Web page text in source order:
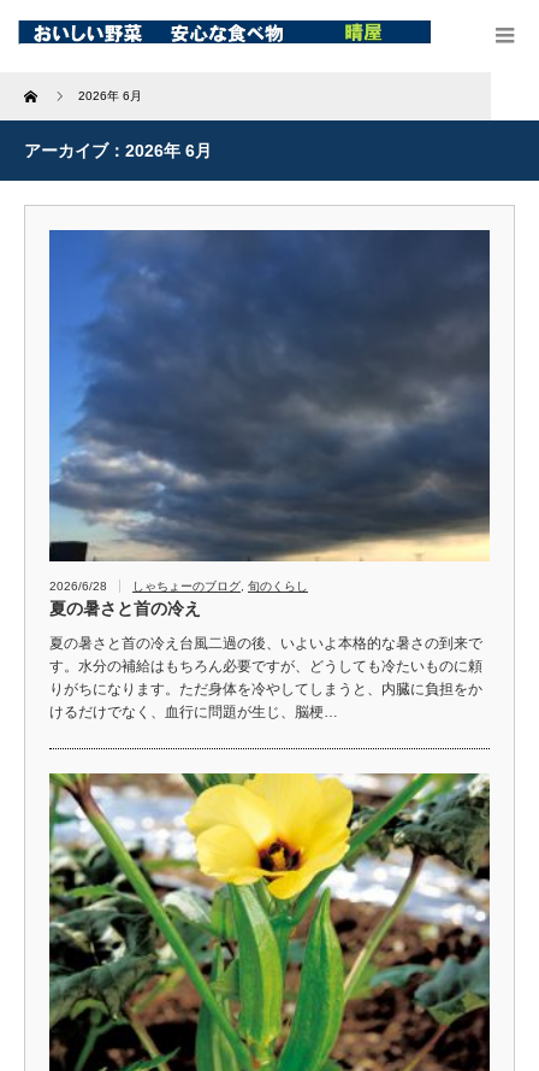
Home 2026年 6月
アーカイブ：2026年 6月
2026/6/28 しゃちょーのブログ 旬のくらし
夏の暑さと首の冷え
夏の暑さと首の冷え台風二過の後、いよいよ本格的な暑さの到来で
す。水分の補給はもちろん必要ですが、どうしても冷たいものに頼
りがちになります。ただ身体を冷やしてしまうと、内臓に負担をか
けるだけでなく、血行に問題が生じ、脳梗…